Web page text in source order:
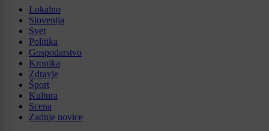
Lokalno
Slovenija
Svet
Politika
Gospodarstvo
Kronika
Zdravje
Šport
Kultura
Scena
Zadnje novice